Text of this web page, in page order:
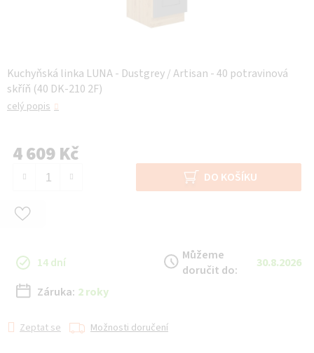
Kuchyňská linka LUNA - Dustgrey / Artisan - 40 potravinová
skříň (40 DK-210 2F)
celý popis
4 609 Kč
DO KOŠÍKU
14 dní
Můžeme
doručit do:
30.8.2026
Záruka: 2 roky
Zeptat se Možnosti doručení